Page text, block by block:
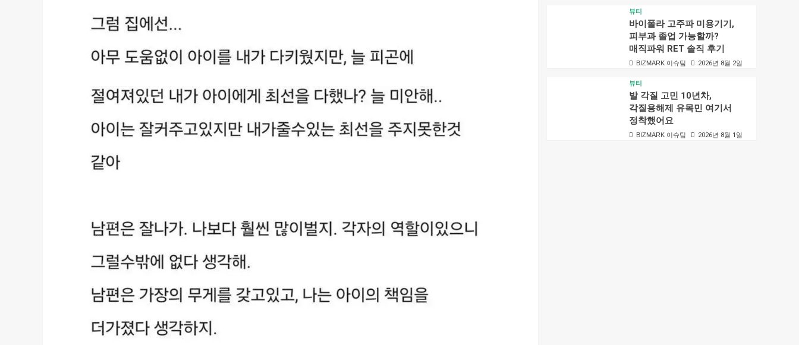
뷰티
바이폴라 고주파 미용기기,
피부과 졸업 가능할까?
매직파워 RET 솔직 후기
BIZMARK 이슈팀 2026년 8월 2일
뷰티
발 각질 고민 10년차,
각질용해제 유목민 여기서
정착했어요
BIZMARK 이슈팀 2026년 8월 1일